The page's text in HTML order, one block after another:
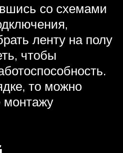
со схемами
ленту на полу
чтобы
то можно
монтажу